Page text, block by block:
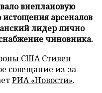
внеплановую
истощения арсеналов
лидер лично
чиновника.
США Стивен
совещание из-за
РИА «Новости».